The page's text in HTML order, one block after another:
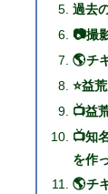
過去
📷撮
🌎チ
⭐益
📺益
📺知
を作
🌎チ